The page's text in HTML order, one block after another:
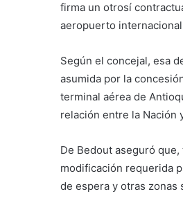
firma un otrosí
aeropuerto
Según el concejal, esa
asumida por la
terminal aérea de
relación entre la Nación
De Bedout aseguró
modificación requerida
de espera y otras zonas